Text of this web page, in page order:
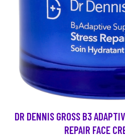
DR DENNIS GROSS B3
REPAIR FACE